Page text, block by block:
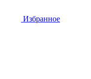
Избранное